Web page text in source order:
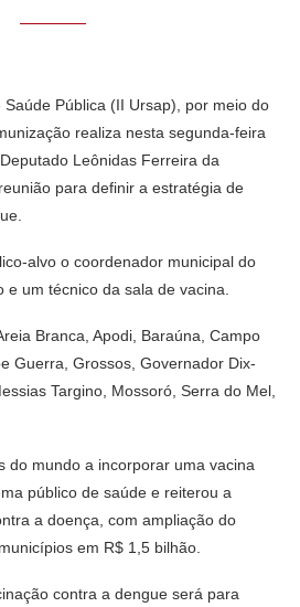
Pública (II Ursap), por meio do
realiza nesta segunda-feira
Leônidas Ferreira da
para definir a estratégia de
alvo o coordenador municipal do
um técnico da sala de vacina.
Branca, Apodi, Baraúna, Campo
Guerra, Grossos, Governador Dix-
Targino, Mossoró, Serra do Mel,
do mundo a incorporar uma vacina
público de saúde e reiterou a
a doença, com ampliação do
em R$ 1,5 bilhão.
contra a dengue será para